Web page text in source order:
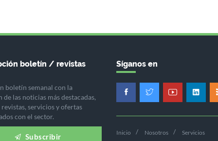
boletín / revistas
boletín semanal con la
de las noticias más destacadas,
servicios y ofertas
con el sector.
Subscribir
Síganos en
Inicio Nosotros Servicios